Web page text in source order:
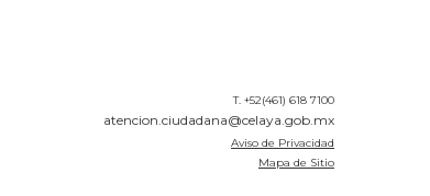
T. +52(461) 618 7100
atencion.ciudadana@celaya.gob.mx
Aviso de Privacidad
Mapa de Sitio